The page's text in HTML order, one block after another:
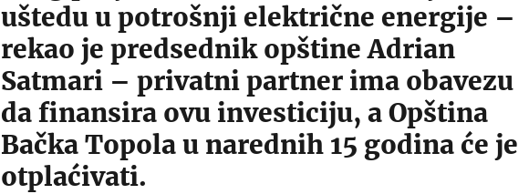
uštedu u potrošnji električne energije –
rekao je predsednik opštine Adrian
Satmari – privatni partner ima obavezu
da finansira ovu investiciju, a Opština
Bačka Topola u narednih 15 godina će je
otplaćivati.